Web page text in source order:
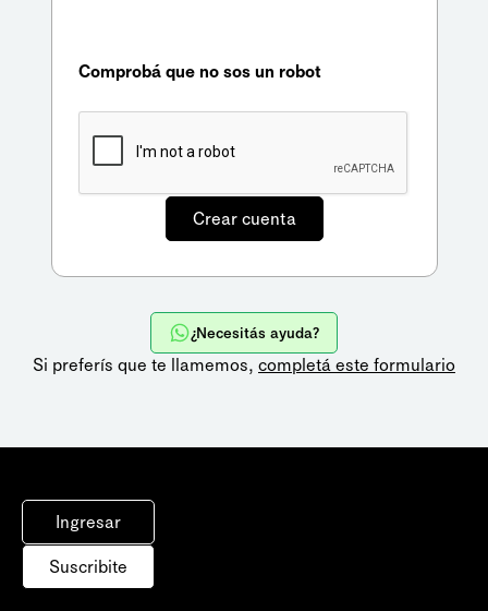
Comprobá que no sos un robot
¿Necesitás ayuda?
Si preferís que te llamemos, completá este formulario
Ingresar
Suscribite